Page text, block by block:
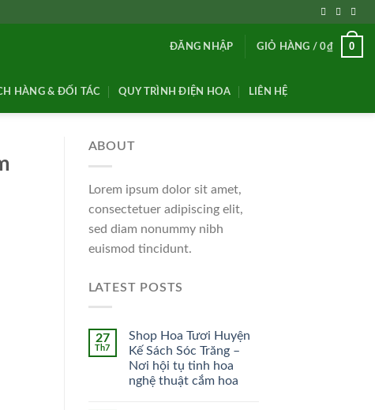
ĐĂNG NHẬP GIỎ HÀNG /0₫ 0
HÀNG & ĐỐI TÁC QUY TRÌNH ĐIỆN HOA LIÊN HỆ
HOA CÔ DÂU
51 SẢN PHẨM
HOA KHAI TRƯƠNG
ABOUT
Lorem ipsum dolor sit amet,
consectetuer adipiscing elit,
sed diam nonummy nibh
euismod tincidunt.
LATEST POSTS
27
Th7
Shop Hoa Tươi Huyện
Kế Sách Sóc Trăng –
Nơi hội tụ tinh hoa
nghệ thuật cắm hoa